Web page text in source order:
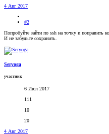
4 Авг 2017
#2
Попробуйте зайти по ssh на точку и поправить
И не забудьте сохранить.
Seryoga
участник
6 Июл 2017
111
10
20
4 Авг 2017